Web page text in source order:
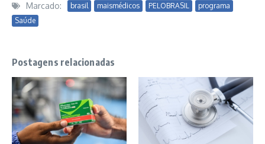
Marcado: brasil maismédicos PELOBRASIL
programa
Saúde
Postagens relacionadas